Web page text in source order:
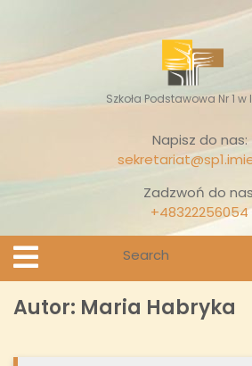
content
Szkoła Podstawowa Nr 1 w
Napisz do nas:
Zadzwoń do
+48322256054
Open
Menu
Autor: Maria Habryka